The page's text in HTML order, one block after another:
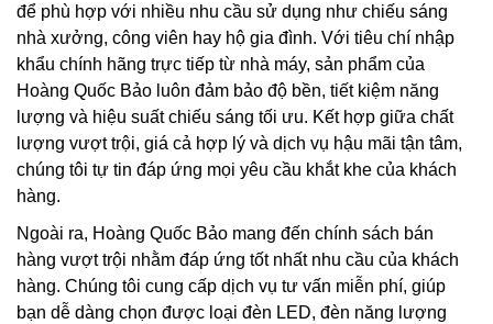
để phù hợp với nhiều nhu cầu sử dụng như chiếu sáng
nhà xưởng, công viên hay hộ gia đình. Với tiêu chí nhập
khẩu chính hãng trực tiếp từ nhà máy, sản phẩm của
Hoàng Quốc Bảo luôn đảm bảo độ bền, tiết kiệm năng
lượng và hiệu suất chiếu sáng tối ưu. Kết hợp giữa chất
lượng vượt trội, giá cả hợp lý và dịch vụ hậu mãi tận tâm,
chúng tôi tự tin đáp ứng mọi yêu cầu khắt khe của khách
hàng.
Ngoài ra, Hoàng Quốc Bảo mang đến chính sách bán
hàng vượt trội nhằm đáp ứng tốt nhất nhu cầu của khách
hàng. Chúng tôi cung cấp dịch vụ tư vấn miễn phí, giúp
bạn dễ dàng chọn được loại đèn LED, đèn năng lượng